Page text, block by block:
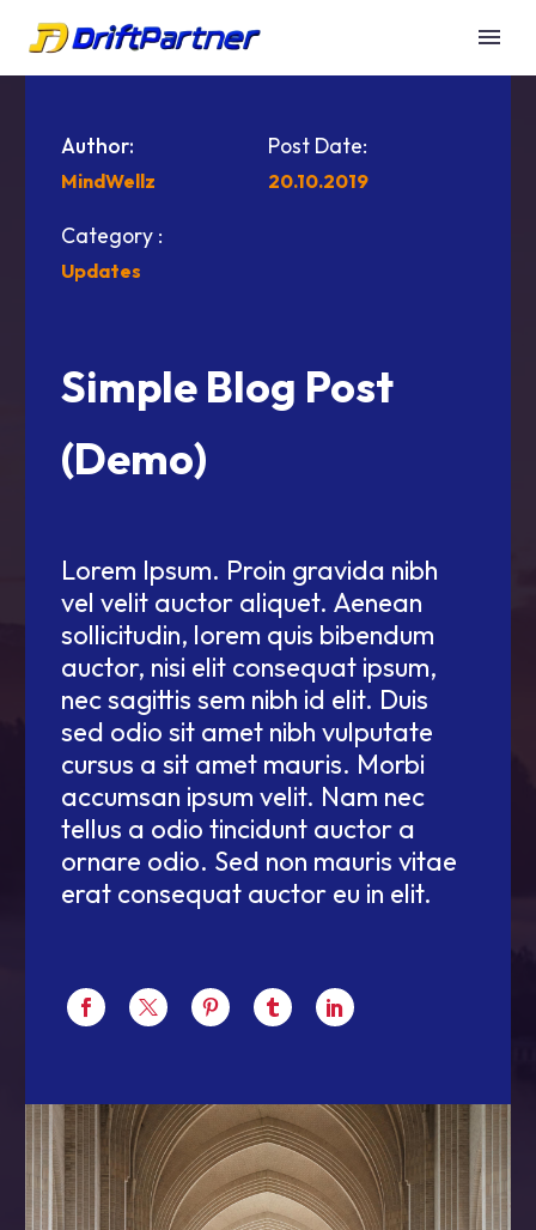
Author:
MindWellz
Post Date:
20.10.2019
Category :
Updates
Simple Blog Post
(Demo)
Lorem Ipsum. Proin gravida nibh
vel velit auctor aliquet. Aenean
sollicitudin, lorem quis bibendum
auctor, nisi elit consequat ipsum,
nec sagittis sem nibh id elit. Duis
sed odio sit amet nibh vulputate
cursus a sit amet mauris. Morbi
accumsan ipsum velit. Nam nec
tellus a odio tincidunt auctor a
ornare odio. Sed non mauris vitae
erat consequat auctor eu in elit.